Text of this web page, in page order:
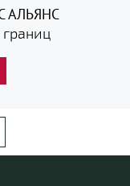
АЛЬЯНС